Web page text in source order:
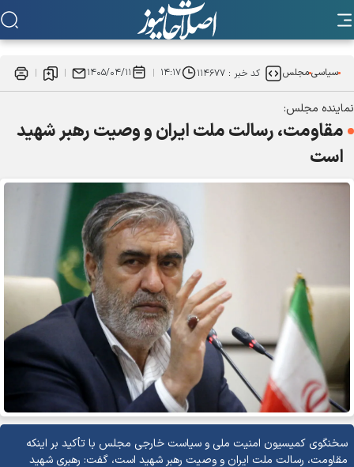
سیاسیمجلس کد خبر :۱۱۴۶۷۷ ۱۴:۱۷ ۱۴۰۵/۰۴/۱۱
نماینده مجلس:
مقاومت، رسالت ملت ایران و وصیت رهبر شهید
است
سخنگوی کمیسیون امنیت ملی و سیاست خارجی مجلس با تأکید بر اینکه
مقاومت، رسالت ملت ایران و وصیت رهبر شهید است، گفت: رهبری شهید